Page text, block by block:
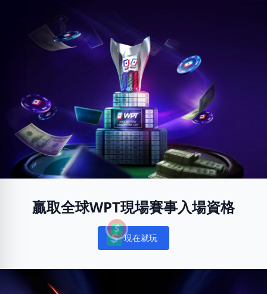
贏取全球WPT現場賽事入場資格
Notifications
現在就玩